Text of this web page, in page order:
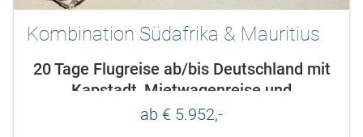
Kombination Südafrika & Mauritius
20 Tage Flugreise ab/bis Deutschland mit
Kapstadt, Mietwagenreise und
Badeaufenthalt Mauritius
ab € 5.952,-